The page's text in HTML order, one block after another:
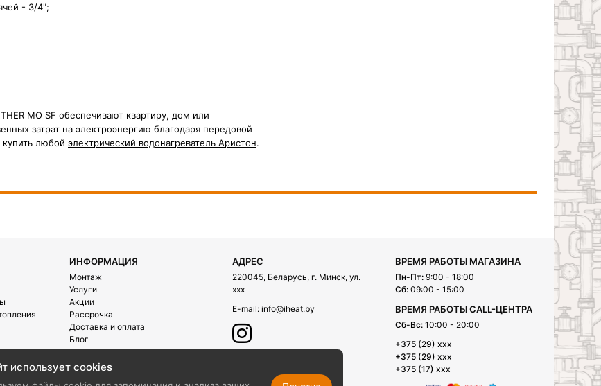
- 3/4";
MO SF обеспечивают квартиру, дом или
затрат на электроэнергию благодаря передовой
любой электрический водонагреватель Аристон.
ИНФОРМАЦИЯ
Монтаж
Услуги
Акции
Рассрочка
Доставка и оплата
Блог
О компании
Контакты
АДРЕС
220045, Беларусь, г. Минск, ул.
xxx
E-mail: info@iheat.by
ВРЕМЯ РАБОТЫ МАГАЗИНА
Пн-Пт: 9:00 - 18:00
Сб: 09:00 - 15:00
ВРЕМЯ РАБОТЫ CALL-ЦЕНТРА
Сб-Вс: 10:00 - 20:00
+375 (29) xxx
+375 (29) xxx
+375 (17) xxx
использует cookies